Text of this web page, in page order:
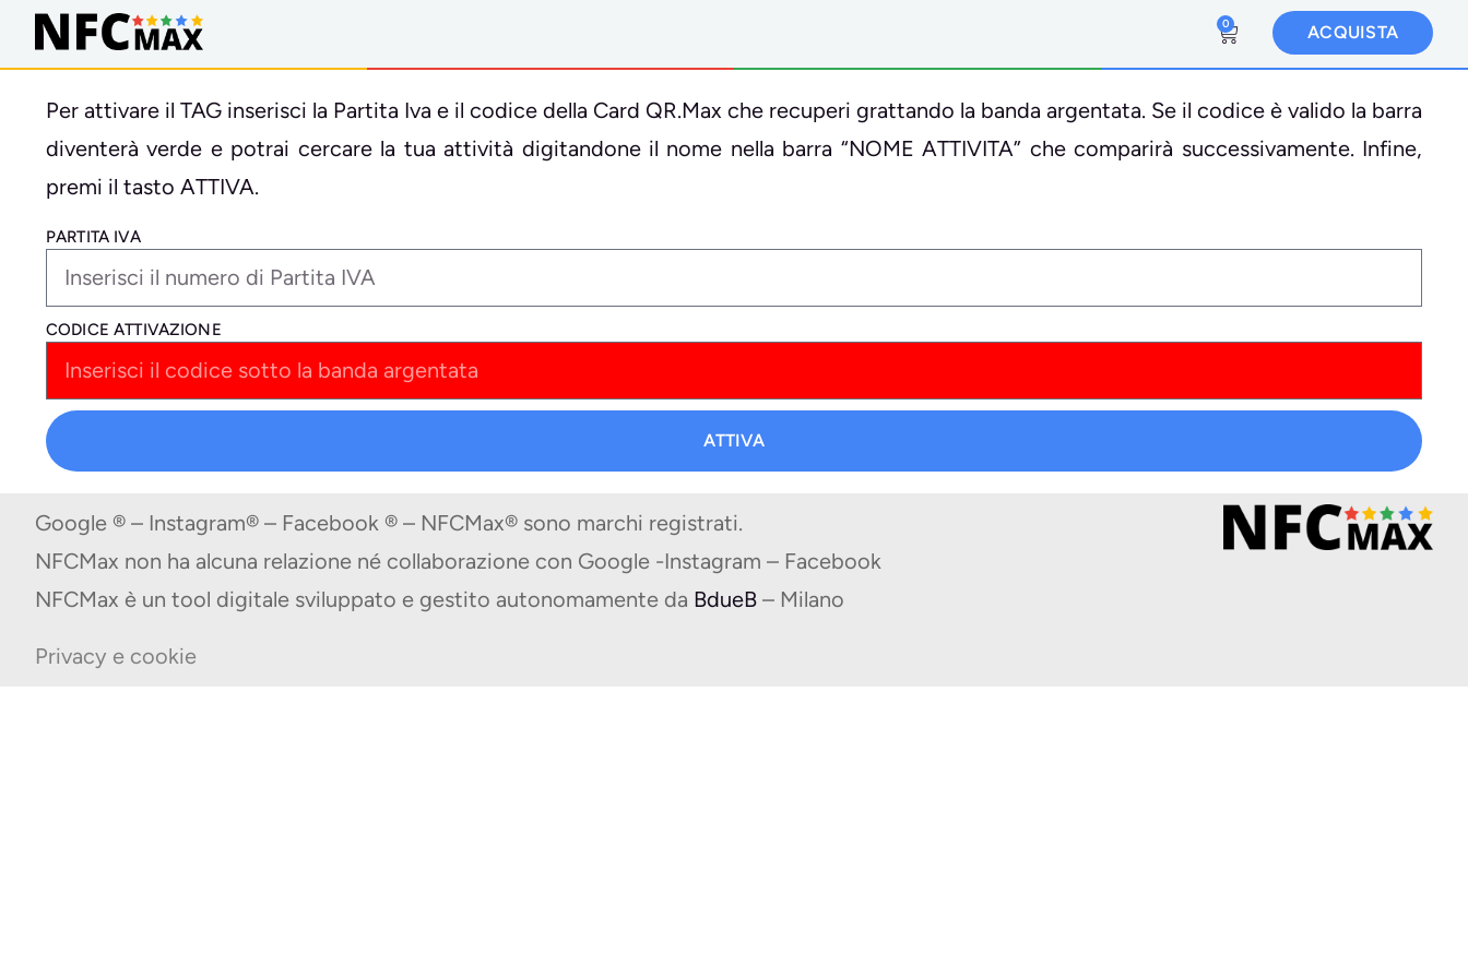
0 ACQUISTA
Per attivare il TAG inserisci la Partita Iva e il codice della Card QR.Max che recuperi grattando la banda argentata. Se il codice è valido la barra
diventerà verde e potrai cercare la tua attività digitandone il nome nella barra “NOME ATTIVITA” che comparirà successivamente. Infine,
premi il tasto ATTIVA.
PARTITA IVA
CODICE ATTIVAZIONE
ATTIVA
Google ® – Instagram® – Facebook ® – NFCMax® sono marchi registrati.
NFCMax non ha alcuna relazione né collaborazione con Google -Instagram – Facebook
NFCMax è un tool digitale sviluppato e gestito autonomamente da BdueB – Milano
Privacy e cookie